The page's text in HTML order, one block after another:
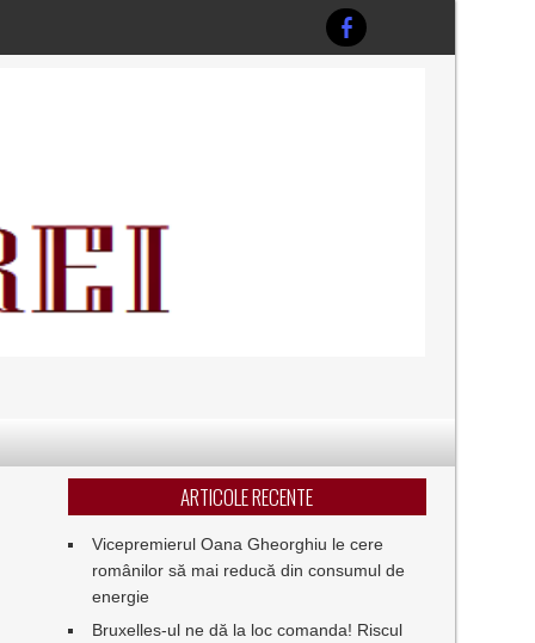
ARTICOLE RECENTE
Vicepremierul Oana Gheorghiu le cere
românilor să mai reducă din consumul de
energie
Bruxelles-ul ne dă la loc comanda! Riscul